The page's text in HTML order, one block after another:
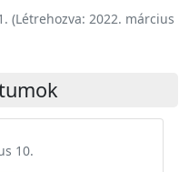
(Létrehozva: 2022. március
10.